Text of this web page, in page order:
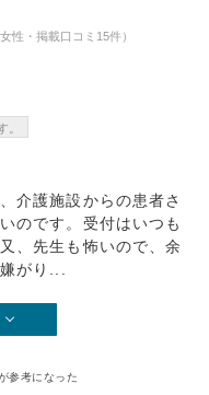
性・掲載口コミ15件）
。
介護施設からの患者さ
のです。受付はいつも
、先生も怖いので、余
がり...
参考になった